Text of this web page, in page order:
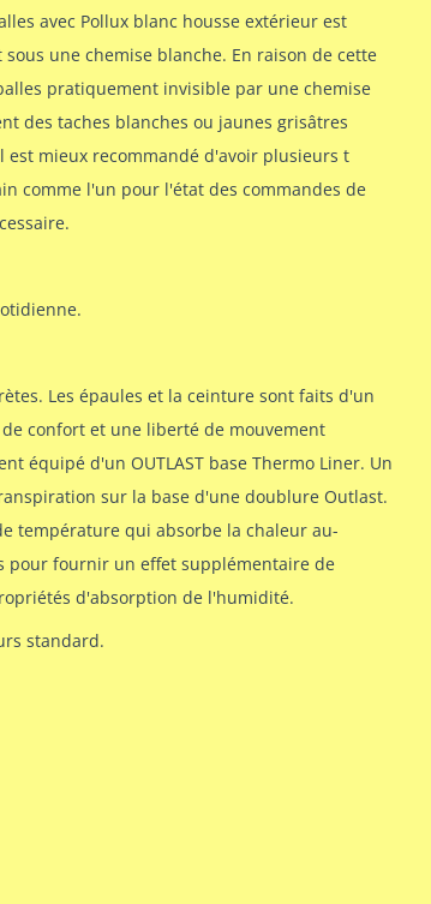
avec Pollux blanc housse extérieur est
une chemise blanche. En raison de cette
pratiquement invisible par une chemise
des taches blanches ou jaunes grisâtres
mieux recommandé d'avoir plusieurs t
comme l'un pour l'état des commandes de
Les épaules et la ceinture sont faits d'un
confort et une liberté de mouvement
équipé d'un OUTLAST base Thermo Liner. Un
sur la base d'une doublure Outlast.
température qui absorbe la chaleur au-
pour fournir un effet supplémentaire de
d'absorption de l'humidité.
standard.